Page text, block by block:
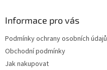
Informace pro vás
Podmínky ochrany osobních údajů
Obchodní podmínky
Jak nakupovat